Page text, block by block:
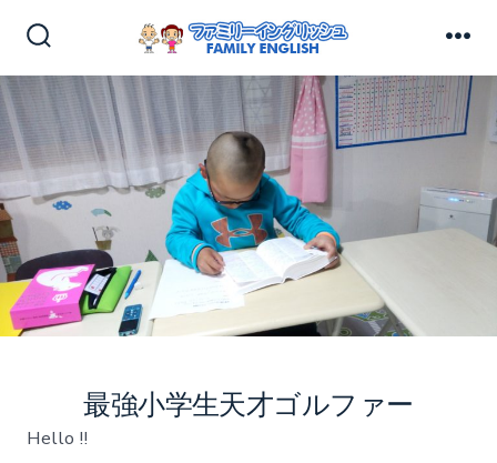
テ
ン
ツ
へ
ス
キ
ッ
プ
索
切
り
替
え
ニ
ュ
ー
最強小学生天才ゴルファー
Hello !!